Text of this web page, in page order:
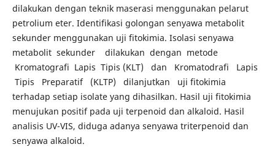
dilakukan dengan teknik maserasi menggunakan pelarut
petrolium eter. Identifikasi golongan senyawa metabolit
sekunder menggunakan uji fitokimia. Isolasi senyawa
metabolit sekunder dilakukan dengan metode
Kromatografi Lapis Tipis (KLT) dan Kromatodrafi Lapis
Tipis Preparatif (KLTP) dilanjutkan uji fitokimia
terhadap setiap isolate yang dihasilkan. Hasil uji fitokimia
menujukan positif pada uji terpenoid dan alkaloid. Hasil
analisis UV-VIS, diduga adanya senyawa triterpenoid dan
senyawa alkaloid.